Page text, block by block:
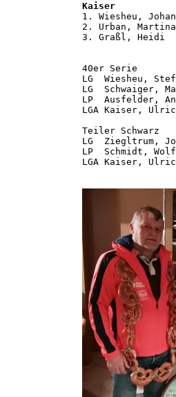
Kaiser
1. Wiesheu,
2. Urban,
3. Graßl, Heidi
40er Serie
LG  Wiesheu,
LG  Schwaiger,
LP  Ausfelder,
LGA Kaiser,
Teiler Schwarz
LG  Ziegltrum,
LP  Schmidt,
LGA Kaiser,